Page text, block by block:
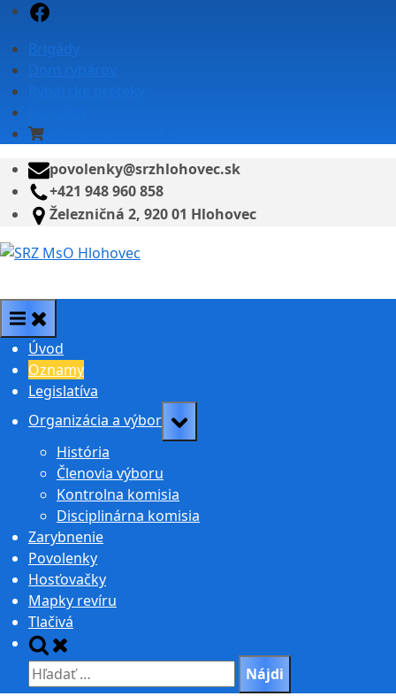
Skip
content
Facebook
Brigády
Dom rybárov
povolenky@srzhlohovec.sk
+421 948 960 858
Železničná 2, 920 01 Hlohovec
Úvod
Oznamy
Legislatíva
Organizácia a výbor Toggle
sub-
História
Členovia výboru
Kontrolna komisia
Disciplinárna komisia
Zarybnenie
Povolenky
Hosťovačky
Mapky revíru
Tlačivá
Toggle
search
form
Hľadať: